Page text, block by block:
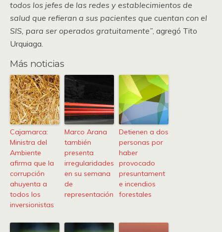
todos los jefes de las redes y establecimientos de
salud que refieran a sus pacientes que cuentan con el
SIS, para ser operados gratuitamente”, agregó Tito
Urquiaga.
Más noticias
Cajamarca:
Ministra del
Ambiente
afirma que la
corrupción
ahuyenta a
todos los
inversionistas
Marco Arana
también
presenta
irregularidades
en su semana
de
representación
Detienen a dos
personas por
haber
provocado
presuntament
e incendios
forestales